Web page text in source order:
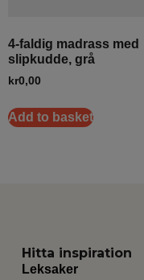
4-faldig madrass med
slipkudde, grå
kr0,00
Add to basket
Hitta inspiration
Leksaker